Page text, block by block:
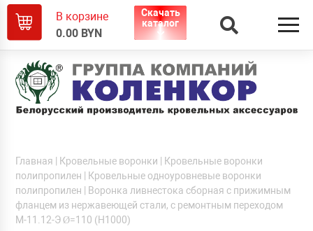
В корзине
0.00 BYN
Скачать
каталог
Главная Кровельные воронки
Кровельные воронки
полипропилен
Кровельные одноуровневые воронки
полипропилен | Воронка ливнестока сборная с прижимным
фланцем из нержавеющей стали, с ремонтным переходом
М-11.12-Э Ø=110 (Н1000)